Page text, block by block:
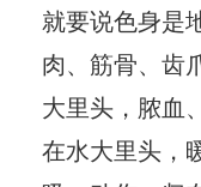
就要说色身是
肉、筋骨、齿
大里头，脓血
在水大里头，